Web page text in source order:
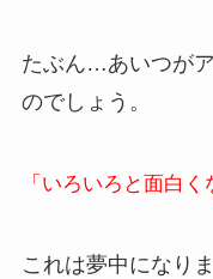
たぶん…あいつが
のでしょう。
「いろいろと面白く
これは夢中になり